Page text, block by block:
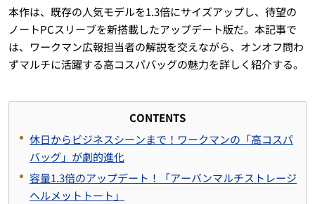
本作は、既存の人気モデルを1.3倍にサイズアップし、待望の
ノートPCスリーブを新搭載したアップデート版だ。本記事で
は、ワークマン広報担当者の解説を交えながら、オンオフ問わ
ずマルチに活躍する高コスパバッグの魅力を詳しく紹介する。
CONTENTS
休日からビジネスシーンまで！ワークマンの「高コスパ
バッグ」が劇的進化
容量1.3倍のアップデート！「アーバンマルチストレージ
ヘルメットトート」